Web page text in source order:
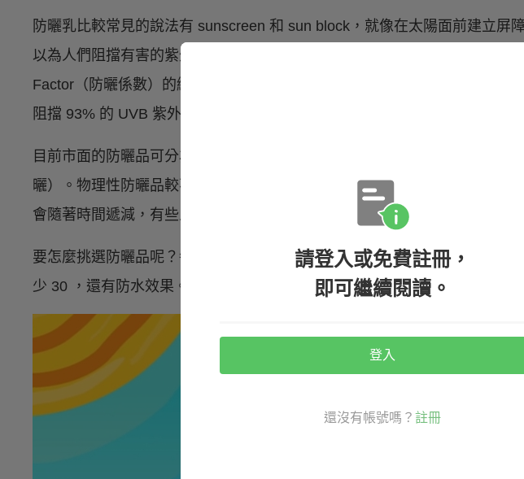
防曬乳比較常見的說法有 sunscreen 和 sun block，就像在太陽面前建立屏
以為人們阻擋有害的紫外線，保護皮膚。在防曬品上常見的 SPF 字樣是
Factor（防曬係數）的縮寫，指的是防曬品抵抗紫外線的能力，例如 SPF
阻擋 93% 的 UVB 紫外線；而 SPF 30 的產品則可以阻擋高達 97% 的 UVB。
目前市面的防曬品可分為兩種：physical blocker（物理性防曬）和 chemical
曬）。物理性防曬品較不易塗抹在肌膚上，但效果較持久；而化學系防曬品
會隨著時間遞減，有些人甚至會有過敏反應。
要怎麼挑選防曬品呢？每個人偏好的種類不同，但可以找找以下特性：廣效
少 30 ，還有防水效果。今年夏天，記得好好擦過防曬再享受陽光喔！
請登入或免費註冊，
即可繼續閱讀。
登入
還沒有帳號嗎？ 註冊